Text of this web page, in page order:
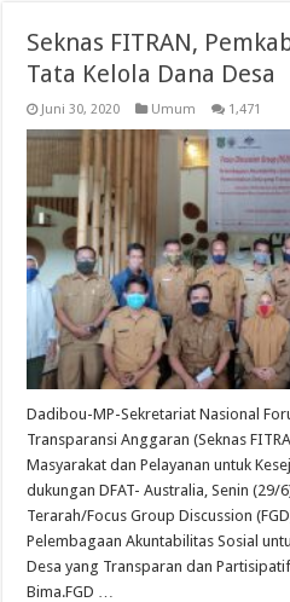
Seknas FITRAN,
Tata Kelola Dana Desa
Juni 30, 2020 Umum 1,471
Dadibou-MP-Sekretariat Nasional
Transparansi Anggaran (Seknas
Masyarakat dan Pelayanan untuk
dukungan DFAT- Australia, Senin
Terarah/Focus Group Discussion
Pelembagaan Akuntabilitas Sosial
Desa yang Transparan dan
Bima.FGD …